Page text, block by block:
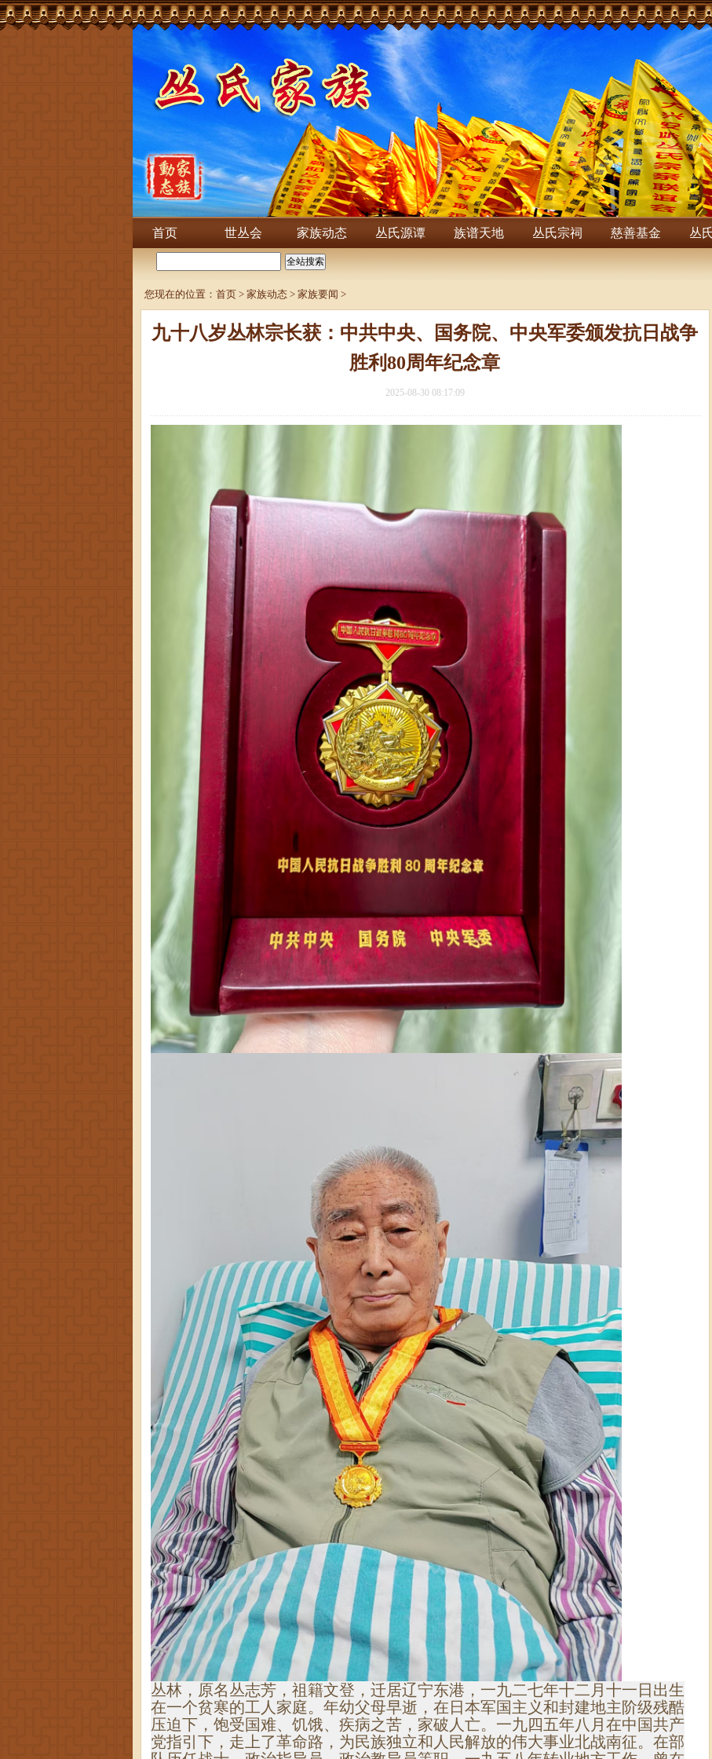
首页 世丛会 家族动态 丛氏源谭 族谱天地 丛氏宗祠 慈善基金 丛
您现在的位置： 首页> 家族动态> 家族要闻 >
九十八岁丛林宗长获：中共中央、国务院、中央军委颁发抗日战争
胜利80周年纪念章
2025-08-30 08:17:09
丛林， 原名丛志芳，祖籍文登，迁居辽宁东港，一九二七年十二月十一日出生
在一个贫寒的工人家庭。年幼父母早逝，在日本军国主义和封建地主阶级残酷
压迫下，饱受国难、饥饿、疾病之苦，家破人亡。一九四五年八月在中国共产
党指引下，走上了革命路，为民族独立和人民解放的伟大事业北战南征。在部